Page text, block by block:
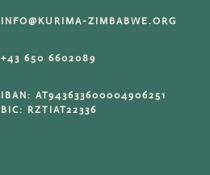
INFO@KURIMA-ZIMBABWE.ORG
+43 650 6602089
IBAN: AT943633600004906251
BIC: RZTIAT22336